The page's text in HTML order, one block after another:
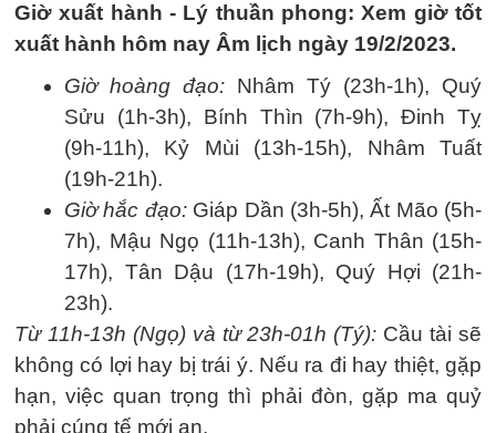
Giờ xuất hành - Lý thuần phong: Xem giờ tốt
xuất hành hôm nay Âm lịch ngày 19/2/2023.
Giờ hoàng đạo: Nhâm Tý (23h-1h), Quý
Sửu (1h-3h), Bính Thìn (7h-9h), Đinh Tỵ
(9h-11h), Kỷ Mùi (13h-15h), Nhâm Tuất
(19h-21h).
Giờ hắc đạo:Giáp Dần (3h-5h), Ất Mão (5h-
7h), Mậu Ngọ (11h-13h), Canh Thân (15h-
17h), Tân Dậu (17h-19h), Quý Hợi (21h-
23h).
Từ 11h-13h (Ngọ) và từ 23h-01h (Tý): Cầu tài sẽ
không có lợi hay bị trái ý. Nếu ra đi hay thiệt, gặp
hạn, việc quan trọng thì phải đòn, gặp ma quỷ
phải cúng tế mới an.